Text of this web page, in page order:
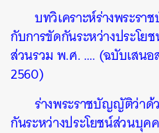
บทวิเคราะห์ร่างพระร
กับการขัดกันระหว่างประโ
ส่วนรวม พ.ศ. …. (ฉบับเส
2560)
ร่างพระราชบัญญัติว่าด้
กันระหว่างประโยชน์ส่วนบุ